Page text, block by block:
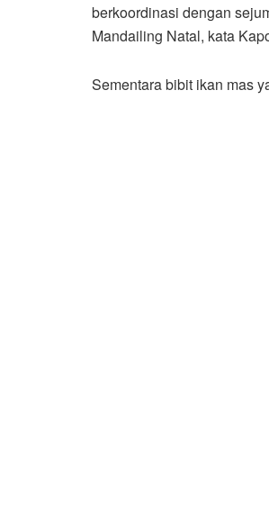
berkoordinasi dengan
Mandailing Natal, kata
Sementara bibit ikan mas